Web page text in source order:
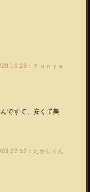
19:28：Ｆｕｎｙａ
ですて、安くて美
22:52：たかしくん